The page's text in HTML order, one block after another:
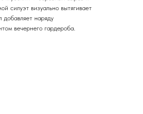
силуэт визуально вытягивает
наряду
вечернего гардероба.